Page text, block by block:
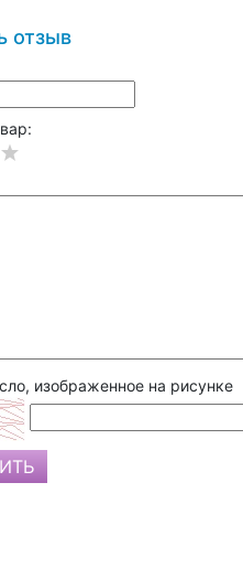
отзыв
изображенное на рисунке